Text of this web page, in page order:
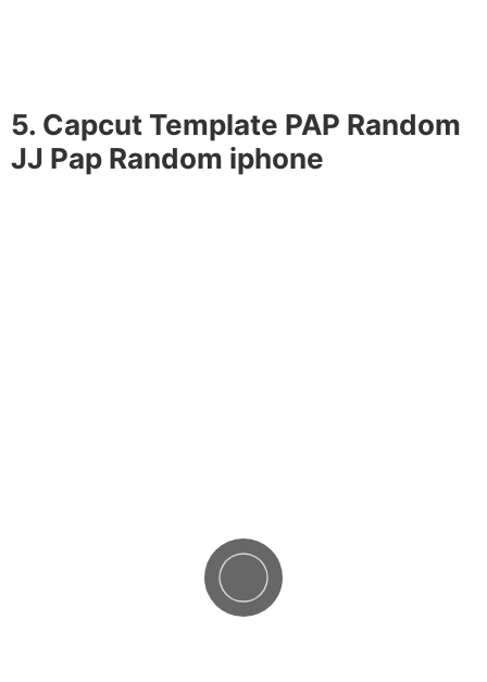
5. Capcut Template PAP Random
JJ Pap Random iphone